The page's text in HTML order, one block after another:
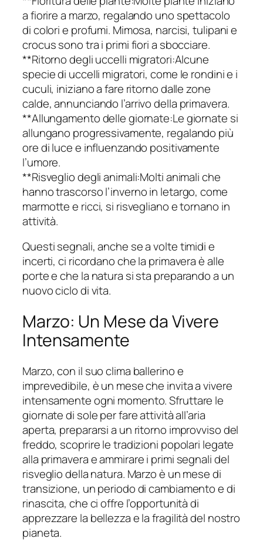
a fiorire a marzo, regalando uno spettacolo
di colori e profumi. Mimosa, narcisi, tulipani e
crocus sono tra i primi fiori a sbocciare.
**Ritorno degli uccelli migratori:Alcune
specie di uccelli migratori, come le rondini e i
cuculi, iniziano a fare ritorno dalle zone
calde, annunciando l’arrivo della primavera.
**Allungamento delle giornate:Le giornate si
allungano progressivamente, regalando più
ore di luce e influenzando positivamente
l’umore.
**Risveglio degli animali:Molti animali che
hanno trascorso l’inverno in letargo, come
marmotte e ricci, si risvegliano e tornano in
attività.
Questi segnali, anche se a volte timidi e
incerti, ci ricordano che la primavera è alle
porte e che la natura si sta preparando a un
nuovo ciclo di vita.
Marzo: Un Mese da Vivere
Intensamente
Marzo, con il suo clima ballerino e
imprevedibile, è un mese che invita a vivere
intensamente ogni momento. Sfruttare le
giornate di sole per fare attività all’aria
aperta, prepararsi a un ritorno improvviso del
freddo, scoprire le tradizioni popolari legate
alla primavera e ammirare i primi segnali del
risveglio della natura. Marzo è un mese di
transizione, un periodo di cambiamento e di
rinascita, che ci offre l’opportunità di
apprezzare la bellezza e la fragilità del nostro
pianeta.